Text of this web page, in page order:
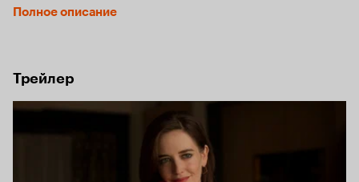
пожертвовала собственной семьей. Из-за чего женщину
парализует сама мысль о том, чтобы продолжить писать.
Полное описание
Трейлер